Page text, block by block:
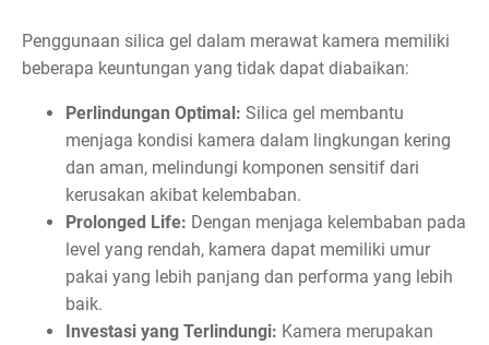
Penggunaan silica gel dalam merawat kamera memiliki
beberapa keuntungan yang tidak dapat diabaikan:
Perlindungan Optimal: Silica gel membantu
menjaga kondisi kamera dalam lingkungan kering
dan aman, melindungi komponen sensitif dari
kerusakan akibat kelembaban.
Prolonged Life: Dengan menjaga kelembaban pada
level yang rendah, kamera dapat memiliki umur
pakai yang lebih panjang dan performa yang lebih
baik.
Investasi yang Terlindungi: Kamera merupakan